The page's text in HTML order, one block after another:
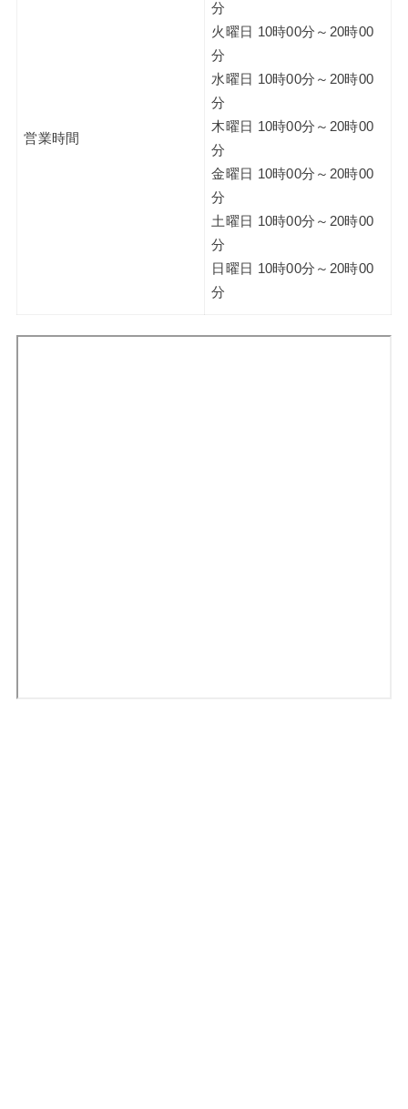
営業時間
分
火曜日 10時00分～20時00
分
水曜日 10時00分～20時00
分
木曜日 10時00分～20時00
分
金曜日 10時00分～20時00
分
土曜日 10時00分～20時00
分
日曜日 10時00分～20時00
分